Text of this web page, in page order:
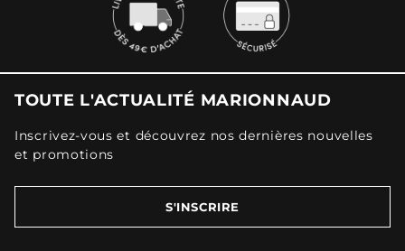
TOUTE L'ACTUALITÉ MARIONNAUD
Inscrivez-vous et découvrez nos dernières nouvelles
et promotions
S'INSCRIRE